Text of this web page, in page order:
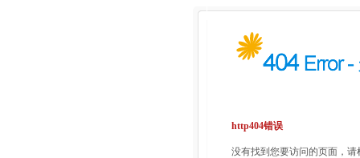
http404错误
没有找到您要访问的页面，